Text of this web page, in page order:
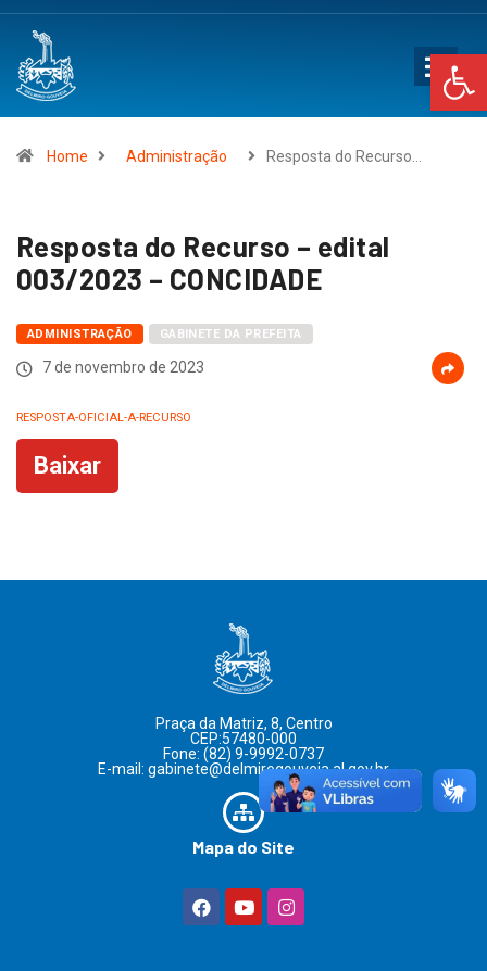
Home Administração Resposta do Recurso…
Resposta do Recurso – edital
003/2023 – CONCIDADE
ADMINISTRAÇÃO GABINETE DA PREFEITA
7 de novembro de 2023
RESPOSTA-OFICIAL-A-RECURSO
Baixar
Praça da Matriz, 8, Centro
CEP:57480-000
Fone: (82) 9-9992-0737
E-mail: gabinete@delmirogouveia.al.gov.br
Mapa do Site